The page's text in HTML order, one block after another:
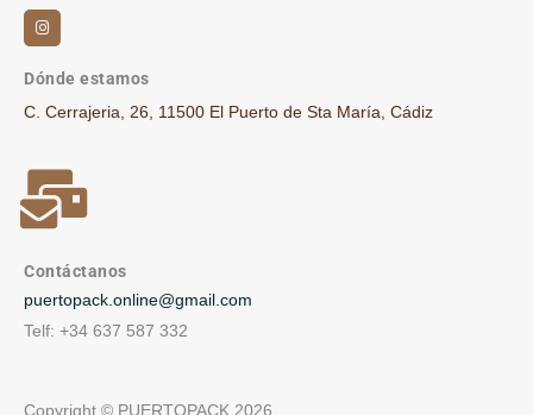
n
s
t
g
a
m
Dónde estamos
C. Cerrajeria, 26, 11500 El Puerto de Sta María, Cádiz
Contáctanos
puertopack.online@gmail.com
Telf: +34 637 587 332
Copyright © PUERTOPACK 2026